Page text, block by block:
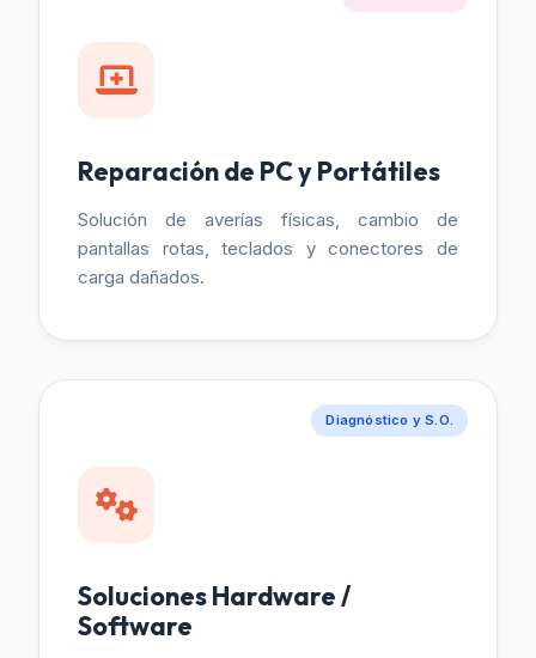
Reparación de PC y Portátiles
Solución de averías físicas, cambio de
pantallas rotas, teclados y conectores de
carga dañados.
Diagnóstico y S.O.
Soluciones Hardware /
Software